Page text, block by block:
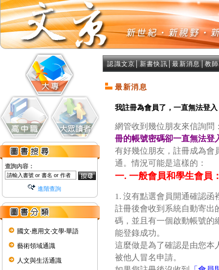
查詢內容：
進階查詢
國文‧應用文‧文學‧華語
藝術領域通識
人文與生活通識
認識文京 新書快訊 │最新消息 教
最新消息
我註冊為會員了，一直無法登
網管收到幾位朋友來信詢問
冊的帳號密碼卻一直無法登
有好幾位朋友，註冊成為會
通。情況可能是這樣的：
一. 一般會員和學生會員
1. 沒有點選會員開通確認函
註冊後會收到系統自動寄出
碼，並且有一個啟動帳號的
能登錄成功。
這麼做是為了確認是由您本
被他人冒名申請。